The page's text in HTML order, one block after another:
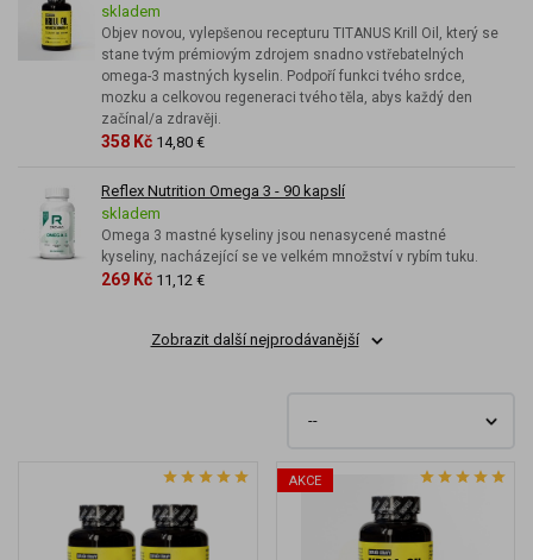
skladem
Objev novou, vylepšenou recepturu TITANUS Krill Oil, který se
stane tvým prémiovým zdrojem snadno vstřebatelných
omega-3 mastných kyselin. Podpoří funkci tvého srdce,
mozku a celkovou regeneraci tvého těla, abys každý den
začínal/a zdravěji.
358 Kč 14,80 €
Reflex Nutrition Omega 3 - 90 kapslí
skladem
Omega 3 mastné kyseliny jsou nenasycené mastné
kyseliny, nacházející se ve velkém množství v rybím tuku.
269 Kč 11,12 €
Zobrazit další nejprodávanější
AKCE